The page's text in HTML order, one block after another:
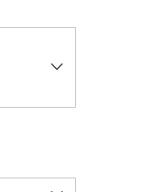
keyboard_arrow_down